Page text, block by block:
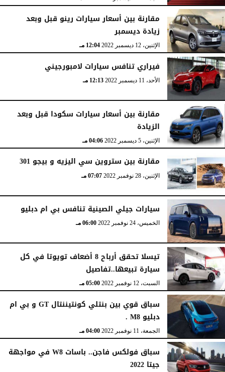
مقارنة بين أسعار سيارات رينو قبل وبعد
زيادة ديسمبر
الإثنين، 12 ديسمبر 2022 12:04 مـ
فيراري تنافس سيارات لامبورجيني
الأحد، 11 ديسمبر 2022 12:13 مـ
مقارنة بين أسعار سيارات سكودا قبل وبعد
الزيادة
الإثنين، 5 ديسمبر 2022 04:06 مـ
مقارنة بين ستروين سي اليزيه و بيجو 301
الإثنين، 28 نوفمبر 2022 07:07 مـ
سيارات جيلي الصينية تنافس بي ام دبليو
الخميس، 24 نوفمبر 2022 06:00 مـ
تيسلا تحقق أرباح 8 أضعاف تويوتا في كل
سيارة تبيعها..تفاصيل
السبت، 12 نوفمبر 2022 05:00 مـ
سباق قوي بين بنتلي كونتيننتال GT و بي ام
دبليو M8 .
الجمعة، 11 نوفمبر 2022 04:00 مـ
سباق فولكس فاجن.. باسات W8 في مواجهة
جيتا 2022